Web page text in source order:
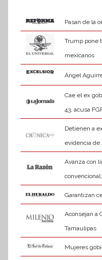
Pasan de la
Trump pone
mexicanos
Ángel
Cae el ex
43, acusa
Detienen a
evidencia de
Avanza con
Garantizan
Aconsejan a
Tamaulipas
Mujeres